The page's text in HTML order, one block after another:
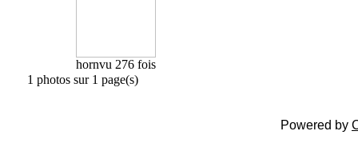
hornvu 276 fois
1 photos sur 1 page(s)
Powered by